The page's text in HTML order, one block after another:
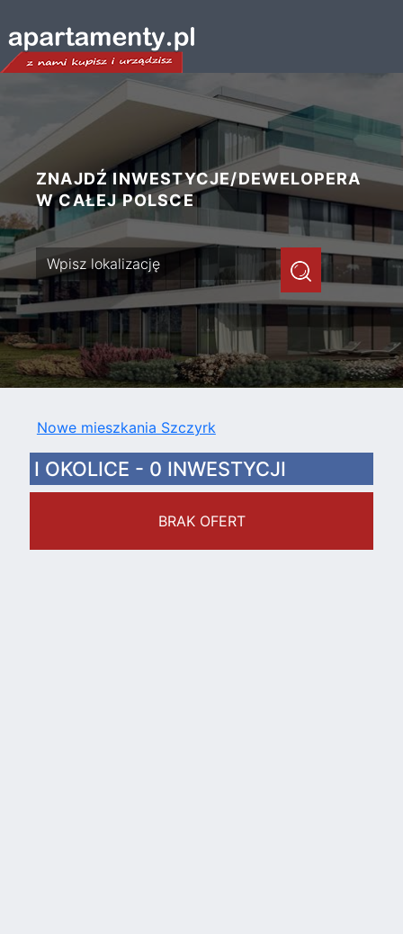
ZNAJDŹ INWESTYCJE/DEWELOPERA
W CAŁEJ POLSCE
Nowe mieszkania Szczyrk
I OKOLICE - 0 INWESTYCJI
BRAK OFERT